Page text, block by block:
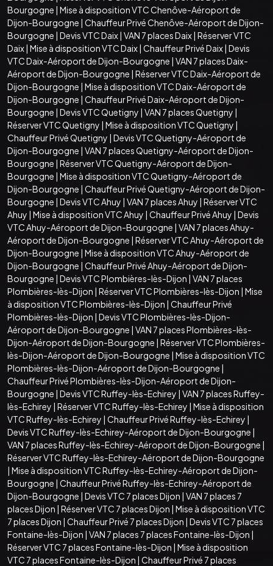
Bourgogne | Mise à disposition VTC Chenôve-Aéroport de
Dijon-Bourgogne | Chauffeur Privé Chenôve-Aéroport de Dijon-
Bourgogne | Devis VTC Daix| VAN 7 places Daix| Réserver VTC
Daix| Mise à disposition VTC Daix| Chauffeur Privé Daix| Devis
VTC Daix-Aéroport de Dijon-Bourgogne | VAN 7 places Daix-
Aéroport de Dijon-Bourgogne | Réserver VTC Daix-Aéroport de
Dijon-Bourgogne | Mise à disposition VTC Daix-Aéroport de
Dijon-Bourgogne | Chauffeur Privé Daix-Aéroport de Dijon-
Bourgogne | Devis VTC Quetigny | VAN 7 places Quetigny |
Réserver VTC Quetigny | Mise à disposition VTC Quetigny |
Chauffeur Privé Quetigny | Devis VTC Quetigny-Aéroport de
Dijon-Bourgogne | VAN 7 places Quetigny-Aéroport de Dijon-
Bourgogne | Réserver VTC Quetigny-Aéroport de Dijon-
Bourgogne | Mise à disposition VTC Quetigny-Aéroport de
Dijon-Bourgogne | Chauffeur Privé Quetigny-Aéroport de Dijon-
Bourgogne | Devis VTC Ahuy | VAN 7 places Ahuy | Réserver VTC
Ahuy | Mise à disposition VTC Ahuy | Chauffeur Privé Ahuy | Devis
VTC Ahuy-Aéroport de Dijon-Bourgogne | VAN 7 places Ahuy-
Aéroport de Dijon-Bourgogne | Réserver VTC Ahuy-Aéroport de
Dijon-Bourgogne | Mise à disposition VTC Ahuy-Aéroport de
Dijon-Bourgogne | Chauffeur Privé Ahuy-Aéroport de Dijon-
Bourgogne | Devis VTC Plombières-lès-Dijon | VAN 7 places
Plombières-lès-Dijon | Réserver VTC Plombières-lès-Dijon | Mise
à disposition VTC Plombières-lès-Dijon | Chauffeur Privé
Plombières-lès-Dijon | Devis VTC Plombières-lès-Dijon-
Aéroport de Dijon-Bourgogne | VAN 7 places Plombières-lès-
Dijon-Aéroport de Dijon-Bourgogne | Réserver VTC Plombières-
lès-Dijon-Aéroport de Dijon-Bourgogne | Mise à disposition VTC
Plombières-lès-Dijon-Aéroport de Dijon-Bourgogne |
Chauffeur Privé Plombières-lès-Dijon-Aéroport de Dijon-
Bourgogne | Devis VTC Ruffey-lès-Echirey | VAN 7 places Ruffey-
lès-Echirey | Réserver VTC Ruffey-lès-Echirey | Mise à disposition
VTC Ruffey-lès-Echirey | Chauffeur Privé Ruffey-lès-Echirey |
Devis VTC Ruffey-lès-Echirey-Aéroport de Dijon-Bourgogne |
VAN 7 places Ruffey-lès-Echirey-Aéroport de Dijon-Bourgogne |
Réserver VTC Ruffey-lès-Echirey-Aéroport de Dijon-Bourgogne
| Mise à disposition VTC Ruffey-lès-Echirey-Aéroport de Dijon-
Bourgogne | Chauffeur Privé Ruffey-lès-Echirey-Aéroport de
Dijon-Bourgogne | Devis VTC 7 places Dijon | VAN 7 places 7
places Dijon | Réserver VTC 7 places Dijon | Mise à disposition VTC
7 places Dijon | Chauffeur Privé 7 places Dijon | Devis VTC 7 places
Fontaine-lès-Dijon | VAN 7 places 7 places Fontaine-lès-Dijon |
Réserver VTC 7 places Fontaine-lès-Dijon | Mise à disposition
VTC 7 places Fontaine-lès-Dijon | Chauffeur Privé 7 places